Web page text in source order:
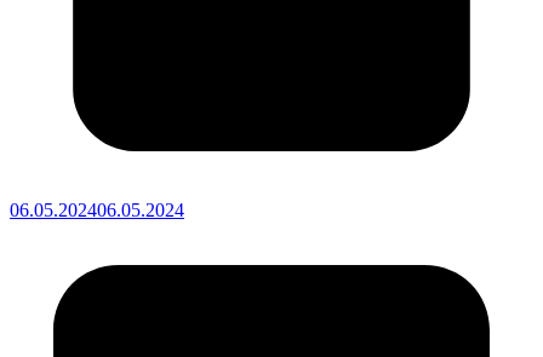
06.05.202406.05.2024